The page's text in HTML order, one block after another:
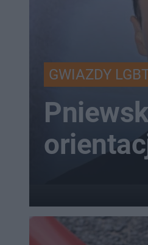
GWIAZDY